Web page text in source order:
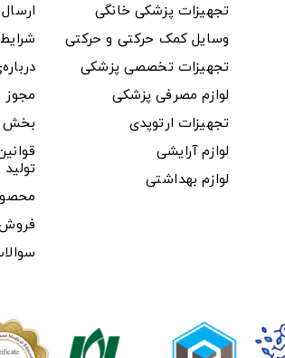
تجهیزات پزشکی خانگی
وسایل کمک حرکتی و حرکتی
تجهیزات تخصصی پزشکی
لوازم مصرفی پزشکی
تجهیزات ارتوپدی
لوازم آرایشی
لوازم بهداشتی
ارسال
بخش
تولید